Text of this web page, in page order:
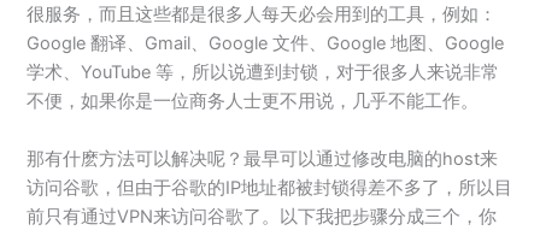
很服务，而且这些都是很多人每天必会用到的工具，例如：
Google 翻译、Gmail、Google 文件、Google 地图、Google
学术、YouTube 等，所以说遭到封锁，对于很多人来说非常
不便，如果你是一位商务人士更不用说，几乎不能工作。
那有什麽方法可以解决呢？最早可以通过修改电脑的host来
访问谷歌，但由于谷歌的IP地址都被封锁得差不多了，所以目
前只有通过VPN来访问谷歌了。以下我把步骤分成三个，你